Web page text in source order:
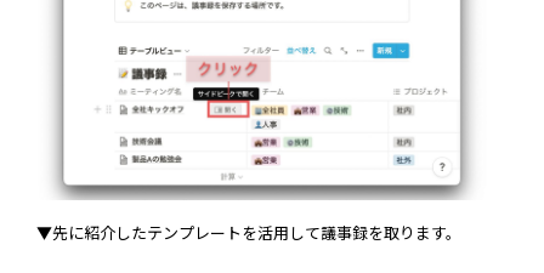
▼先に紹介したテンプレートを活用して議事録を取ります。